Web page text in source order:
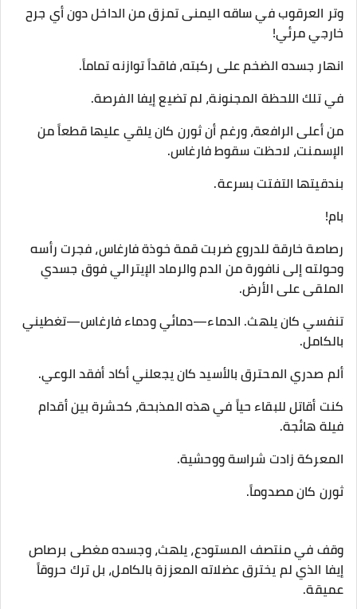
وتر العرقوب في ساقه اليمنى تمزق من الداخل دون أي جرح
خارجي مرئي!
انهار جسده الضخم على ركبته، فاقداً توازنه تماماً.
​في تلك اللحظة المجنونة، لم تضيع إيفا الفرصة.
​من أعلى الرافعة، ورغم أن ثورن كان يلقي عليها قطعاً من
الإسمنت، لاحظت سقوط فارغاس.
بندقيتها التفتت بسرعة.
​بام!
​رصاصة خارقة للدروع ضربت قمة خوذة فارغاس، فجرت رأسه
وحولته إلى نافورة من الدم والرماد الإيترالي فوق جسدي
الملقى على الأرض.
​تنفسي كان يلهث. الدماء—دمائي ودماء فارغاس—تغطيني
بالكامل.
ألم صدري المحترق بالأسيد كان يجعلني أكاد أفقد الوعي.
كنت أقاتل للبقاء حياً في هذه المذبحة، كحشرة بين أقدام
فيلة هائجة.
​المعركة زادت شراسة ووحشية.
​ثورن كان مصدوماً.
وقف في منتصف المستودع، يلهث، وجسده مغطى برصاص
إيفا الذي لم يخترق عضلاته المعززة بالكامل، بل ترك حروقاً
عميقة.